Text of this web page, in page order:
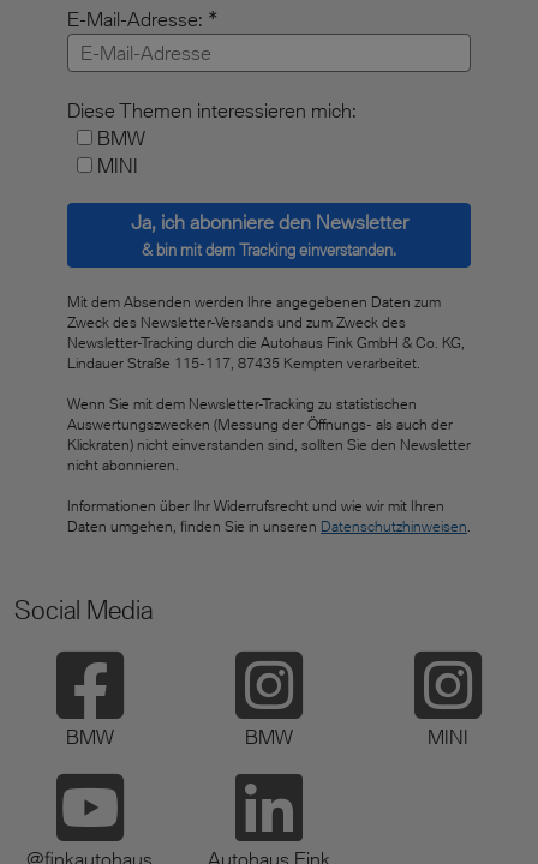
E-Mail-Adresse:
Diese Themen interessieren mich:
BMW
MINI
Ja, ich abonniere den Newsletter
& bin mit dem Tracking einverstanden.
Mit dem Absenden werden Ihre angegebenen Daten zum
Zweck des Newsletter-Versands und zum Zweck des
Newsletter-Tracking durch die Autohaus Fink GmbH & Co. KG,
Lindauer Straße 115-117, 87435 Kempten verarbeitet.
Wenn Sie mit dem Newsletter-Tracking zu statistischen
Auswertungszwecken (Messung der Öffnungs- als auch der
Klickraten) nicht einverstanden sind, sollten Sie den Newsletter
nicht abonnieren.
Informationen über Ihr Widerrufsrecht und wie wir mit Ihren
Daten umgehen, finden Sie in unseren Datenschutzhinweisen.
Social Media
BMW BMW MINI
@finkautohaus Autohaus Fink